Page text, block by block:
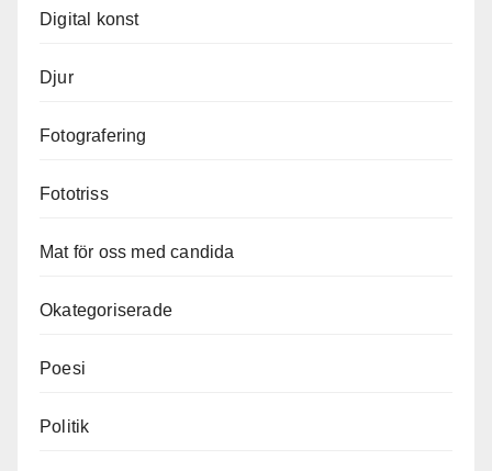
Digital konst
Djur
Fotografering
Fototriss
Mat för oss med candida
Okategoriserade
Poesi
Politik